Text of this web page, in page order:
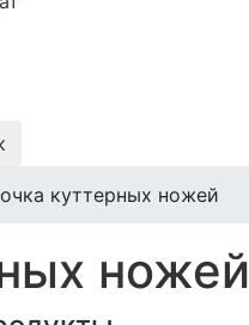
куттерных ножей
ножей